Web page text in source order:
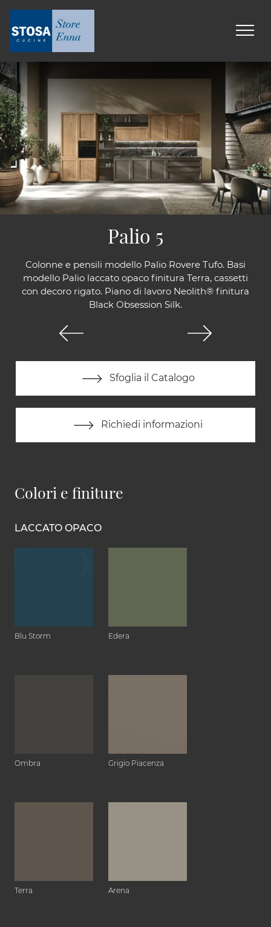
Colonne e pensili modello Palio Rovere Tufo. Basi
modello Palio laccato opaco finitura Terra, cassetti
con decoro rigato. Piano di lavoro Neolith® finitura
Black Obsession Silk.
Sfoglia il Catalogo
Richiedi informazioni
Palio 5
Colori e finiture
LACCATO OPACO
Blu Storm Edera
Ombra Grigio Piacenza
Terra Arena